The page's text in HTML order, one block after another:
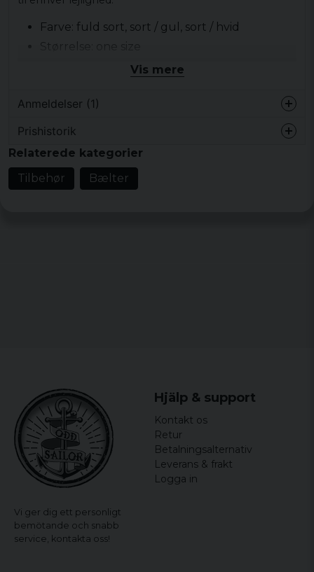
Farve: fuld sort, sort / gul, sort / hvid
Størrelse: one size
Materiale: 100% polyester
Vis mere
Anmeldelser (1)
for 1 år siden
Prishistorik
Relaterede kategorier
Tilbehør
Bælter
Vi ger dig ett personligt
bemötande och snabb
service, kontakta oss!
Hjälp & support
Kontakt os
Retur
Betalningsalternativ
Leverans & frakt
Logga in